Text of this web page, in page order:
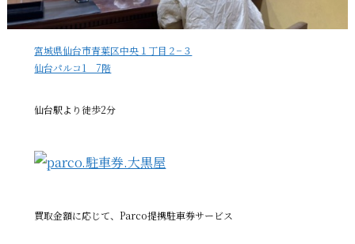
宮城県仙台市青葉区中央１丁目２−３
仙台パルコ1 7階
仙台駅より徒歩2分
買取金額に応じて、Parco提携駐車券サービス